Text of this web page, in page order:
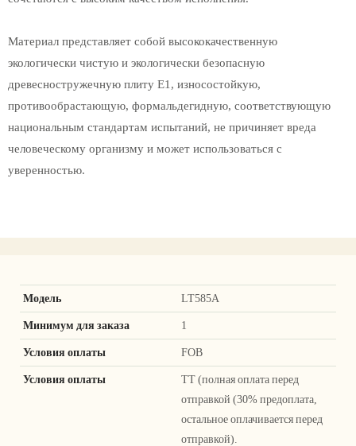
Материал представляет собой высококачественную
экологически чистую и экологически безопасную
древесностружечную плиту E1, износостойкую,
противообрастающую, формальдегидную, соответствующую
национальным стандартам испытаний, не причиняет вреда
человеческому организму и может использоваться с
уверенностью.
Модель LT585A
Минимум для заказа 1
Условия оплаты FOB
Условия оплаты
ТТ (полная оплата перед
отправкой (30% предоплата,
остальное оплачивается перед
отправкой).